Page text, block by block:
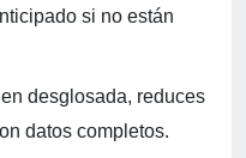
si no están
desglosada, reduces
datos completos.